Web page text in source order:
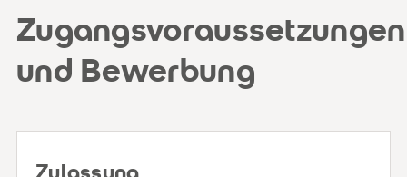
Studiengebühren
Zugangsvoraussetzungen
und Bewerbung